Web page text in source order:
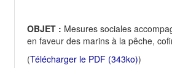
OBJET : Mesures sociales
en faveur des marins à la pêche,
(Télécharger le PDF (343ko))